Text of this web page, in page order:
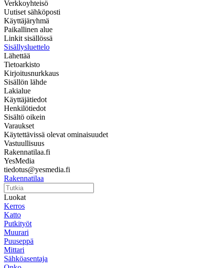
Verkkoyhteisö
Uutiset sähköposti
Käyttäjäryhmä
Paikallinen alue
Linkit sisällössä
Sisällysluettelo
Lähettää
Tietoarkisto
Kirjoitusnurkkaus
Sisällön lähde
Lakialue
Käyttäjätiedot
Henkilötiedot
Sisältö oikein
Varaukset
Käytettävissä olevat ominaisuudet
Vastuullisuus
Rakennatilaa.fi
YesMedia
tiedotus@yesmedia.fi
Rakennatilaa
Luokat
Kerros
Katto
Putkityöt
Muurari
Puuseppä
Mittari
Sähköasentaja